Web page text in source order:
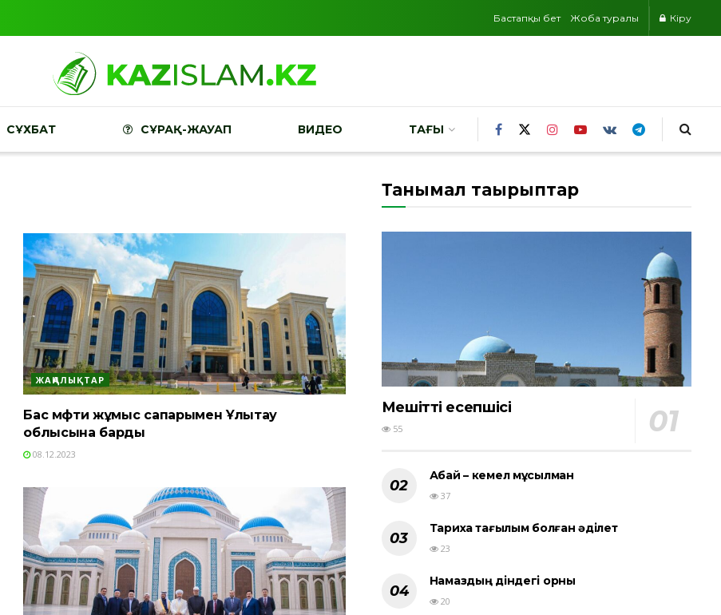
Бастапқы бет Жоба туралы Кіру
СҰХБАТ СҰРАҚ-ЖАУАП ВИДЕО ТАҒЫ
ЖАҢАЛЫҚТАР
Бас мүфти жұмыс сапарымен Ұлытау
облысына барды
08.12.2023
Танымал тақырыптар
Мешіттің есепшісі
55
Абай – кемел мұсылман
37
Тарихқа тағылым болған әділет
23
Намаздың діндегі орны
20